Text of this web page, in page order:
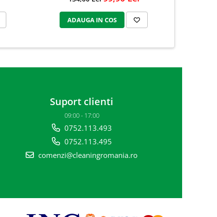
ADAUGA IN COS
Suport clienti
09:00 - 17:00
0752.113.493
0752.113.495
comenzi@cleaningromania.ro